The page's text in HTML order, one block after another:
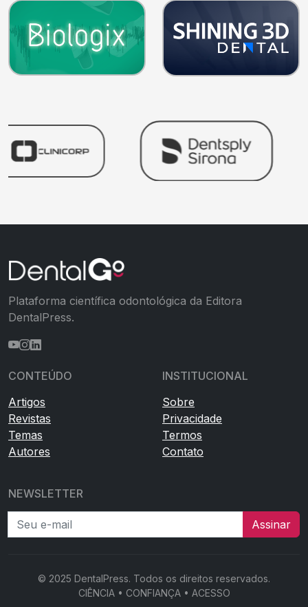
Plataforma científica odontológica da Editora
DentalPress.
CONTEÚDO
Artigos
Revistas
Temas
Autores
INSTITUCIONAL
Sobre
Privacidade
Termos
Contato
NEWSLETTER
Seu e-mail
Assinar
© 2025 DentalPress. Todos os direitos reservados.
CIÊNCIA • CONFIANÇA • ACESSO